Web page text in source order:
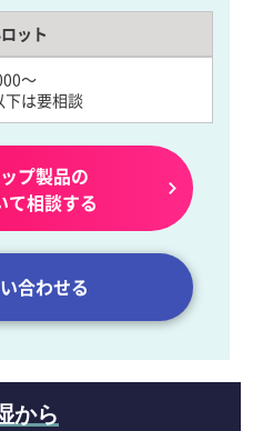
ット
～
は要相談
プ製品の
て相談する
合わせる
から